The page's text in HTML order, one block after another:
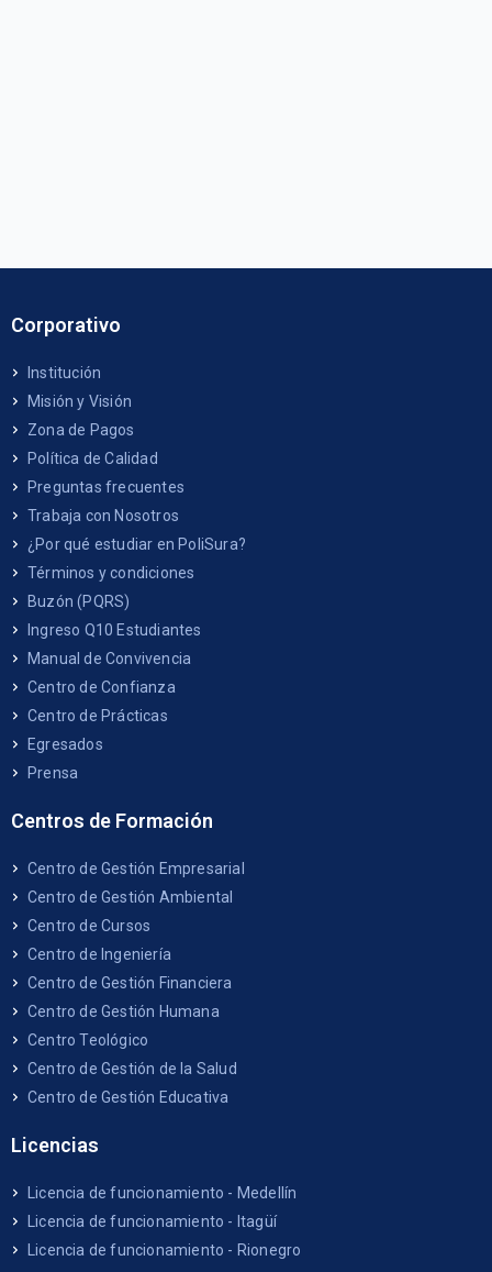
Corporativo
Institución
Misión y Visión
Zona de Pagos
Política de Calidad
Preguntas frecuentes
Trabaja con Nosotros
¿Por qué estudiar en PoliSura?
Términos y condiciones
Buzón (PQRS)
Ingreso Q10 Estudiantes
Manual de Convivencia
Centro de Confianza
Centro de Prácticas
Egresados
Prensa
Centros de Formación
Centro de Gestión Empresarial
Centro de Gestión Ambiental
Centro de Cursos
Centro de Ingeniería
Centro de Gestión Financiera
Centro de Gestión Humana
Centro Teológico
Centro de Gestión de la Salud
Centro de Gestión Educativa
Licencias
Licencia de funcionamiento - Medellín
Licencia de funcionamiento - Itagüí
Licencia de funcionamiento - Rionegro